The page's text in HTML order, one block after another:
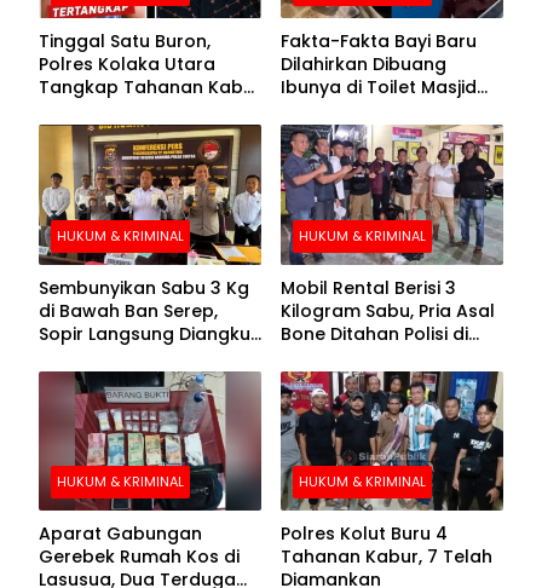
Tinggal Satu Buron,
Polres Kolaka Utara
Tangkap Tahanan Kabur
Pengejaran
Fakta-Fakta Bayi Baru
Dilahirkan Dibuang
Ibunya di Toilet Masjid
HUKUM & KRIMINAL
Sembunyikan Sabu 3 Kg
di Bawah Ban Serep,
Sopir Langsung Diangkut
HUKUM & KRIMINAL
Mobil Rental Berisi 3
Kilogram Sabu, Pria Asal
Bone Ditahan Polisi di
HUKUM & KRIMINAL
Aparat Gabungan
Gerebek Rumah Kos di
Lasusua, Dua Terduga
HUKUM & KRIMINAL
Polres Kolut Buru 4
Tahanan Kabur, 7 Telah
Diamankan